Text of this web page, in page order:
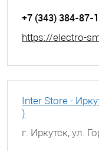
+7 (343) 384-87-
https://electro-
Inter Store -
)
г. Иркутск, ул.